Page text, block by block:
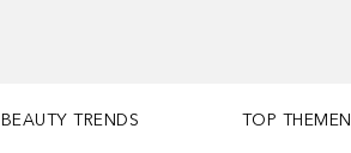
BEAUTY TRENDS TOP THEMEN